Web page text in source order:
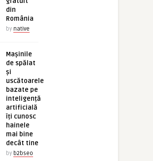
din
România
by native
Mașinile
de spălat
și
uscătoarele
bazate pe
inteligență
artificială
îți cunosc
hainele
mai bine
decât tine
by b2bseo